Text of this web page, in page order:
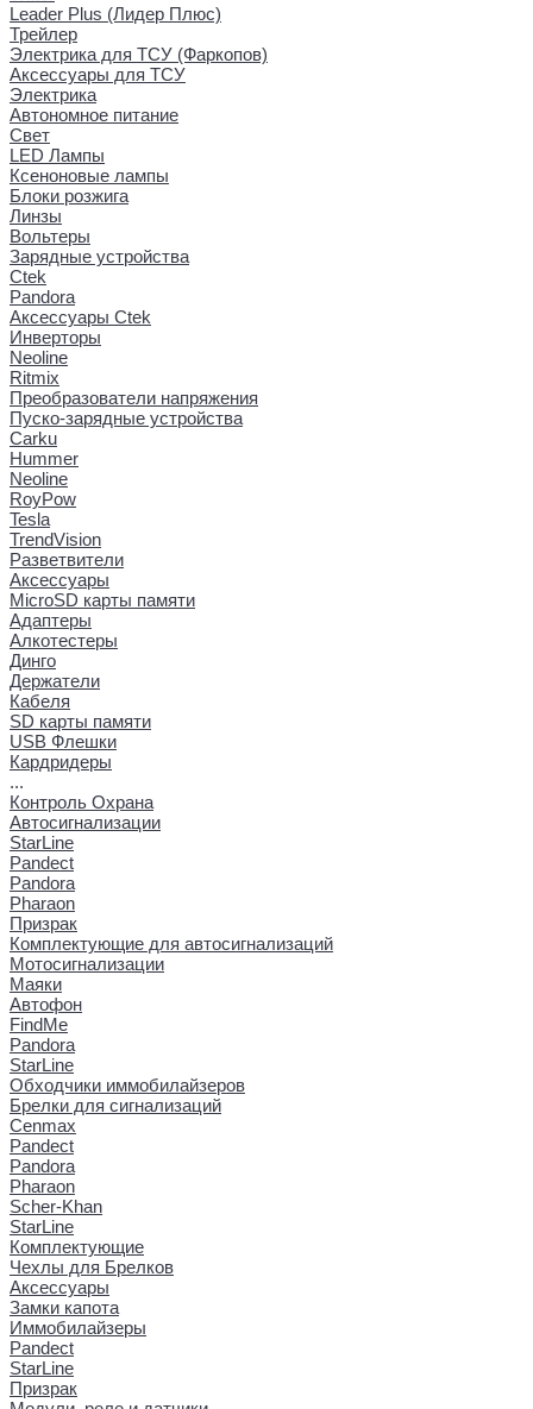
Leader Plus (Лидер Плюс)
Трейлер
Электрика для ТСУ (Фаркопов)
Аксессуары для ТСУ
Электрика
Автономное питание
Свет
LED Лампы
Ксеноновые лампы
Блоки розжига
Линзы
Вольтеры
Зарядные устройства
Ctek
Pandora
Аксессуары Ctek
Инверторы
Neoline
Ritmix
Преобразователи напряжения
Пуско-зарядные устройства
Carku
Hummer
Neoline
RoyPow
Tesla
TrendVision
Разветвители
Аксессуары
MicroSD карты памяти
Адаптеры
Алкотестеры
Динго
Держатели
Кабеля
SD карты памяти
USB Флешки
Кардридеры
...
Контроль Охрана
Автосигнализации
StarLine
Pandect
Pandora
Pharaon
Призрак
Комплектующие для автосигнализаций
Мотосигнализации
Маяки
Автофон
FindMe
Pandora
StarLine
Обходчики иммобилайзеров
Брелки для сигнализаций
Cenmax
Pandect
Pandora
Pharaon
Scher-Khan
StarLine
Комплектующие
Чехлы для Брелков
Аксессуары
Замки капота
Иммобилайзеры
Pandect
StarLine
Призрак